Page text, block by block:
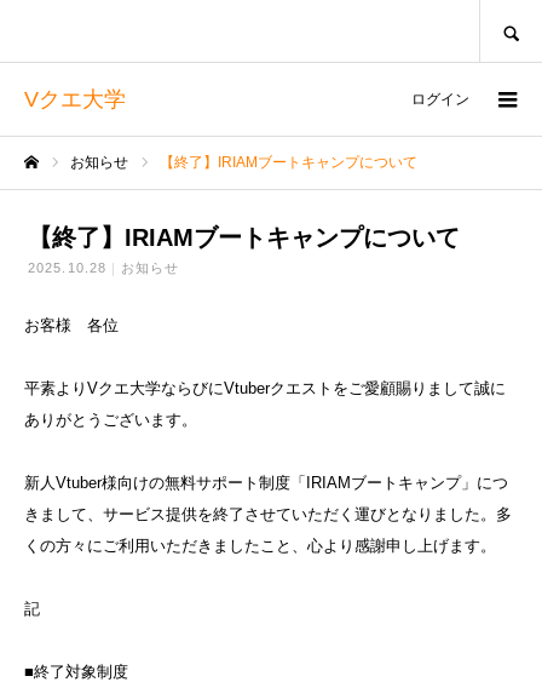
Vクエ大学 ログイン
お知らせ 【終了】IRIAMブートキャンプについて
【終了】IRIAMブートキャンプについて
2025.10.28 お知らせ
お客様 各位
平素よりVクエ大学ならびにVtuberクエストをご愛顧賜りまして誠に
ありがとうございます。
新人Vtuber様向けの無料サポート制度「IRIAMブートキャンプ」につ
きまして、サービス提供を終了させていただく運びとなりました。多
くの方々にご利用いただきましたこと、心より感謝申し上げます。
記
■終了対象制度